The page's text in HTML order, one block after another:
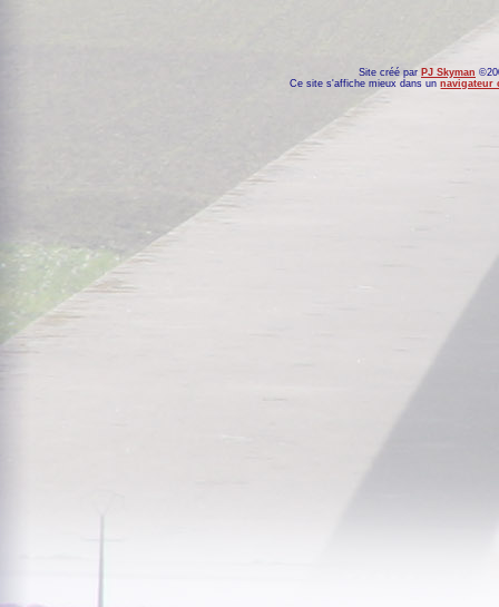
Site créé par PJ Skyman
Ce site s'affiche mieux dans unnavigateur